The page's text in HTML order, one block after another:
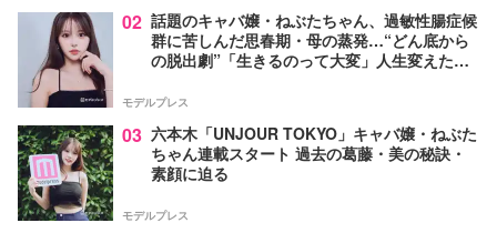
02 話題のキャバ嬢・ねぶたちゃん、過敏性腸症候
群に苦しんだ思春期・母の蒸発…“どん底から
の脱出劇”「生きるのって大変」人生変えた言
モデルプレス
03 六本木「UNJOUR TOKYO」キャバ嬢・ねぶた
ちゃん連載スタート 過去の葛藤・美の秘訣・
素顔に迫る
モデルプレス